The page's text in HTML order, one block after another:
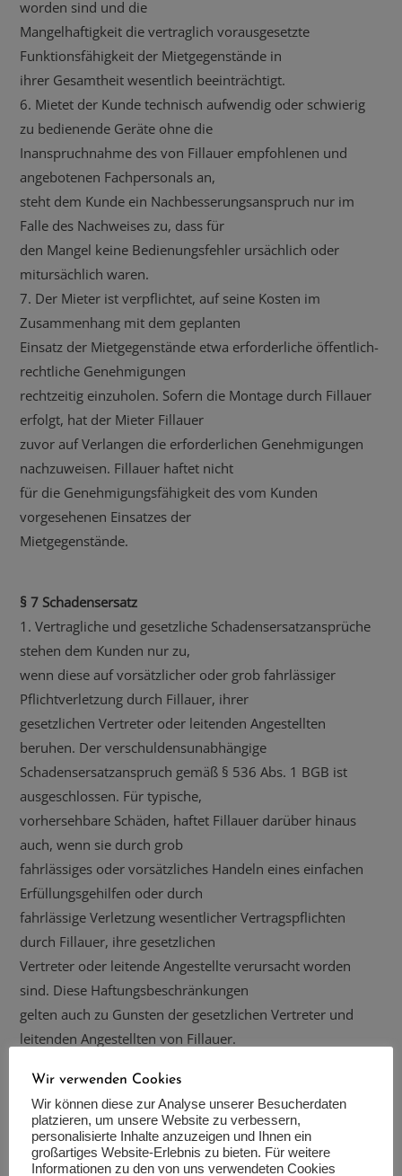
worden sind und die
Mangelhaftigkeit die vertraglich vorausgesetzte
Funktionsfähigkeit der Mietgegenstände in
ihrer Gesamtheit wesentlich beeinträchtigt.
6. Mietet der Kunde technisch aufwendig oder schwierig
zu bedienende Geräte ohne die
Inanspruchnahme des von Fillauer empfohlenen und
angebotenen Fachpersonals an,
steht dem Kunde ein Nachbesserungsanspruch nur im
Falle des Nachweises zu, dass für
den Mangel keine Bedienungsfehler ursächlich oder
mitursächlich waren.
7. Der Mieter ist verpflichtet, auf seine Kosten im
Zusammenhang mit dem geplanten
Einsatz der Mietgegenstände etwa erforderliche öffentlich-
rechtliche Genehmigungen
rechtzeitig einzuholen. Sofern die Montage durch Fillauer
erfolgt, hat der Mieter Fillauer
zuvor auf Verlangen die erforderlichen Genehmigungen
nachzuweisen. Fillauer haftet nicht
für die Genehmigungsfähigkeit des vom Kunden
vorgesehenen Einsatzes der
Mietgegenstände.
§ 7 Schadensersatz
1. Vertragliche und gesetzliche Schadensersatzansprüche
stehen dem Kunden nur zu,
wenn diese auf vorsätzlicher oder grob fahrlässiger
Pflichtverletzung durch Fillauer, ihrer
gesetzlichen Vertreter oder leitenden Angestellten
beruhen. Der verschuldensunabhängige
Schadensersatzanspruch gemäß § 536 Abs. 1 BGB ist
ausgeschlossen. Für typische,
vorhersehbare Schäden, haftet Fillauer darüber hinaus
auch, wenn sie durch grob
fahrlässiges oder vorsätzliches Handeln eines einfachen
Erfüllungsgehilfen oder durch
fahrlässige Verletzung wesentlicher Vertragspflichten
durch Fillauer, ihre gesetzlichen
Vertreter oder leitende Angestellte verursacht worden
sind. Diese Haftungsbeschränkungen
gelten auch zu Gunsten der gesetzlichen Vertreter und
leitenden Angestellten von Fillauer.
des Körpers oder der
Gesundheit bleibt von diesen Haftungsbeschränkungen
unberührt.
3. Die vorstehenden Regelungen gelten nicht für den
Wir verwenden Cookies
Wir können diese zur Analyse unserer Besucherdaten
platzieren, um unsere Website zu verbessern,
personalisierte Inhalte anzuzeigen und Ihnen ein
großartiges Website-Erlebnis zu bieten. Für weitere
Informationen zu den von uns verwendeten Cookies